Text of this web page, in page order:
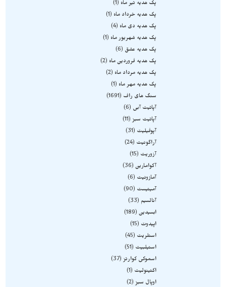
پک هدیه تیر ماه
1
پک هدیه خرداد ماه
1
پک هدیه دی ماه
4
پک هدیه شهریور ماه
1
پک هدیه عشق
6
پک هدیه فروردین ماه
2
پک هدیه مرداد ماه
2
پک هدیه مهر ماه
1
سنگ های راف
1691
آپاتیت آبی
6
آپاتیت سبز 11
آپوفیلیت
31
آراگونیت
24
آزوریت
15
آکوامارین 36
آمازونیت
6
آمیتیست
90
آنالسیم
33
ابسیدین 189
اپیدوت
15
استلریت
45
استیلبیت
51
اسموکی کوارتز 37
اکتینولیت
1
اوپال سبز 2